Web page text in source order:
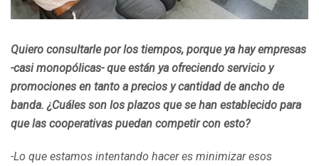
Quiero consultarle por los tiempos, porque ya hay empresas
-casi monopólicas- que están ya ofreciendo servicio y
promociones en tanto a precios y cantidad de ancho de
banda. ¿Cuáles son los plazos que se han establecido para
que las cooperativas puedan competir con esto?
-Lo que estamos intentando hacer es minimizar esos